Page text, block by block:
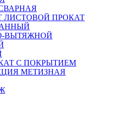
ЛИСТОВОЙ ПРОКАТ
ВЫТЯЖНОЙ
С ПОКРЫТИЕМ
МЕТИЗНАЯ